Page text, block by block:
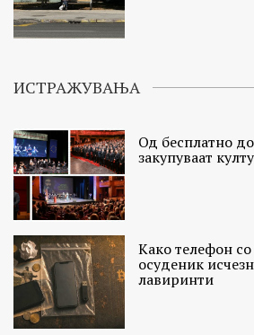
ИСТРАЖУВАЊА
Од бесплатно
закупуваат
Како телефон
осуденик
лавиринти